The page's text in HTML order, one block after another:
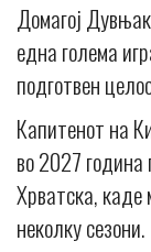
Домагој
една голема
подготвен
Капитенот на
во 2027 година
Хрватска,
неколку сезони.